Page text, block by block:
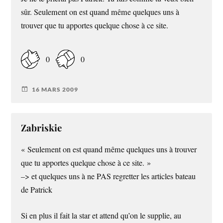
sûr. Seulement on est quand même quelques uns à
trouver que tu apportes quelque chose à ce site.
0 0
16 MARS 2009
Zabriskie
« Seulement on est quand même quelques uns à trouver
que tu apportes quelque chose à ce site. »
–> et quelques uns à ne PAS regretter les articles bateau
de Patrick
Si en plus il fait la star et attend qu’on le supplie, au